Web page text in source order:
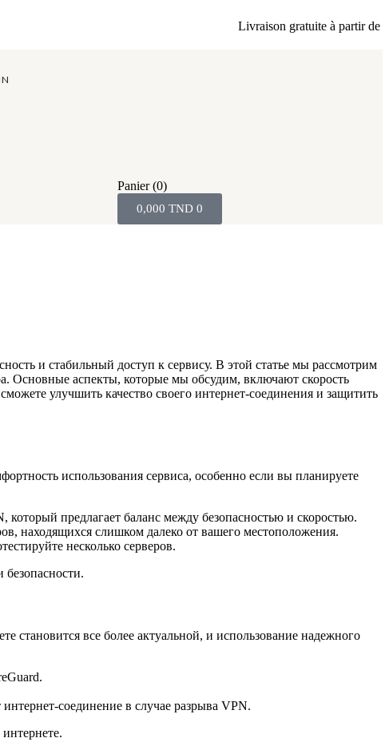
Livraison gratuite à partir de 80
Panier (0)
0,000 TND 0
и стабильный доступ к сервису. В этой статье мы рассмотрим
Основные аспекты, которые мы обсудим, включают скорость
улучшить качество своего интернет-соединения и защитить
использования сервиса, особенно если вы планируете
предлагает баланс между безопасностью и скоростью.
находящихся слишком далеко от вашего местоположения.
несколько серверов.
все более актуальной, и использование надежного
соединение в случае разрыва VPN.